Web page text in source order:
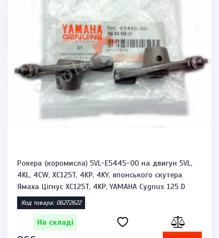
Рокера (коромисла) 5VL-E5445-00 на двигун 5VL,
4KL, 4CW, XC125T, 4KP, 4KY, японського скутера
Ямаха Цігнус XC125T, 4KP, YAMAHA Cygnus 125 D
Код товара: 06272622
На складі